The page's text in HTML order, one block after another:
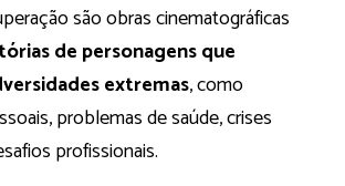
são obras cinematográficas
de personagens que
extremas, como
problemas de saúde, crises
profissionais.